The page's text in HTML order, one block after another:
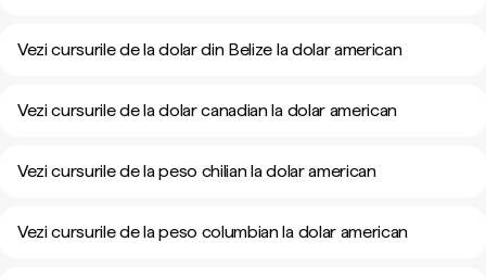
Vezi cursurile de la dolar din Belize la dolar american
Vezi cursurile de la dolar canadian la dolar american
Vezi cursurile de la peso chilian la dolar american
Vezi cursurile de la peso columbian la dolar american